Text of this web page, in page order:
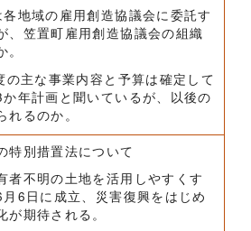
各地域の雇用創造協議会に委託す
、笠置町雇用創造協議会の組織
の主な事業内容と予算は確定して
年計画と聞いているが、以後の
るのか。
特別措置法について
者不明の土地を活用しやすくす
6日に成立、災害復興をはじめ
期待される。